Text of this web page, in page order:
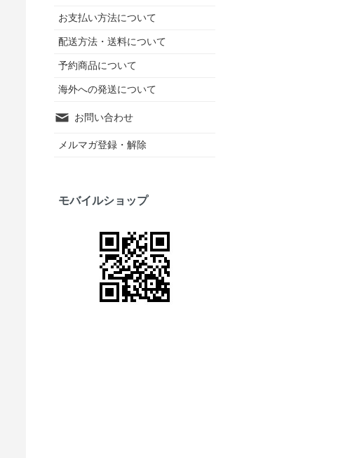
お支払い方法について
配送方法・送料について
予約商品について
海外への発送について
お問い合わせ
メルマガ登録・解除
モバイルショップ